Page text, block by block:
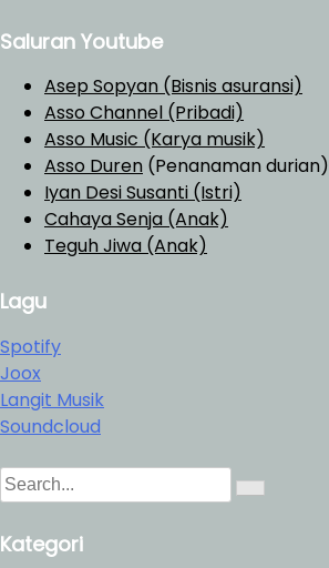
Saluran Youtube
Asep Sopyan (Bisnis asuransi)
Asso Channel (Pribadi)
Asso Music (Karya musik)
Asso Duren (Penanaman durian)
Iyan Desi Susanti (Istri)
Cahaya Senja (Anak)
Teguh Jiwa (Anak)
Lagu
Spotify
Joox
Langit Musik
Soundcloud
S
e
a
r
S
Kategori